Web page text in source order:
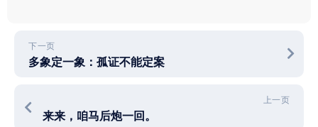
下一页
多象定一象：孤证不能定案
上一页
来来，咱马后炮一回。